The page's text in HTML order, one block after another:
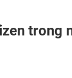
trong